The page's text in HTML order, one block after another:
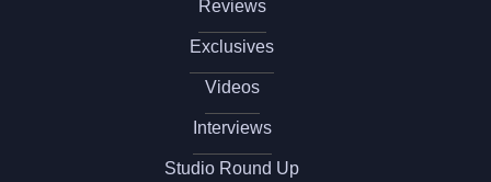
Reviews
Exclusives
Videos
Interviews
Studio Round Up